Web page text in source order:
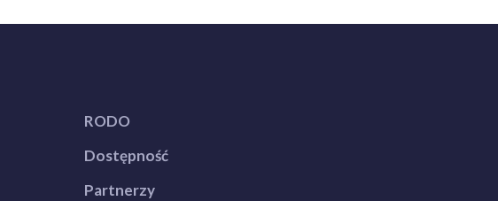
RODO
Dostępność
Partnerzy